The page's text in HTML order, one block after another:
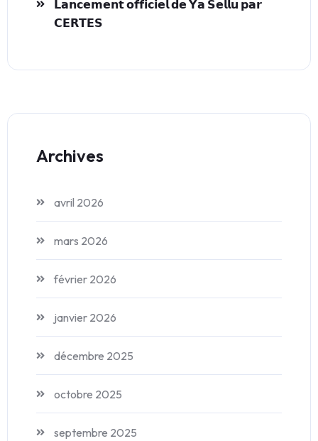
𝗟𝗮𝗻𝗰𝗲𝗺𝗲𝗻𝘁 𝗼𝗳𝗳𝗶𝗰𝗶𝗲𝗹 𝗱𝗲 𝗬𝗮 𝗦𝗲𝗹𝗹𝘂 𝗽𝗮𝗿
𝗖𝗘𝗥𝗧𝗘𝗦
Archives
avril 2026
mars 2026
février 2026
janvier 2026
décembre 2025
octobre 2025
septembre 2025